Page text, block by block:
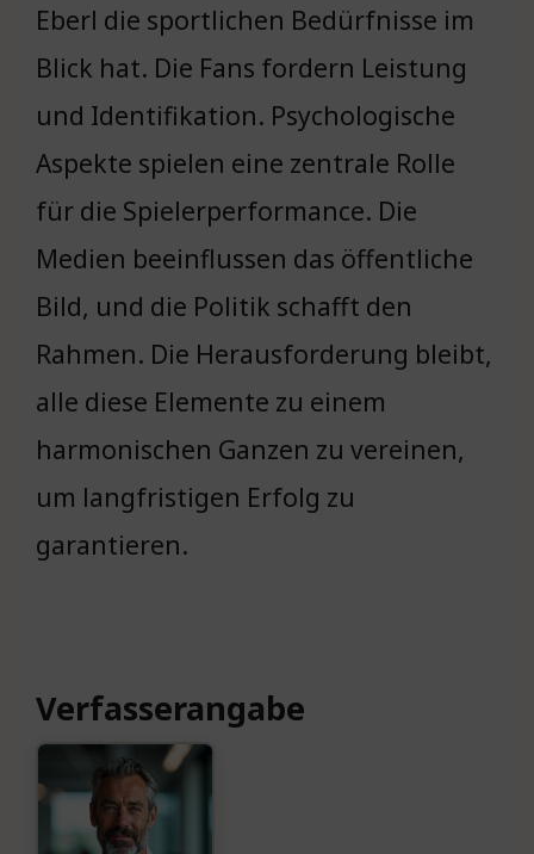
Eberl die sportlichen Bedürfnisse im
Blick hat. Die Fans fordern Leistung
und Identifikation. Psychologische
Aspekte spielen eine zentrale Rolle
für die Spielerperformance. Die
Medien beeinflussen das öffentliche
Bild, und die Politik schafft den
Rahmen. Die Herausforderung bleibt,
alle diese Elemente zu einem
harmonischen Ganzen zu vereinen,
um langfristigen Erfolg zu
garantieren.
Verfasserangabe